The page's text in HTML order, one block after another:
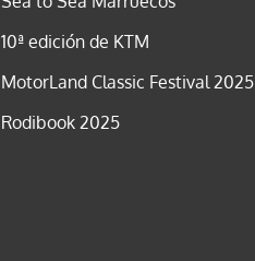
10ª edición de KTM
MotorLand Classic Festival 2025
Rodibook 2025